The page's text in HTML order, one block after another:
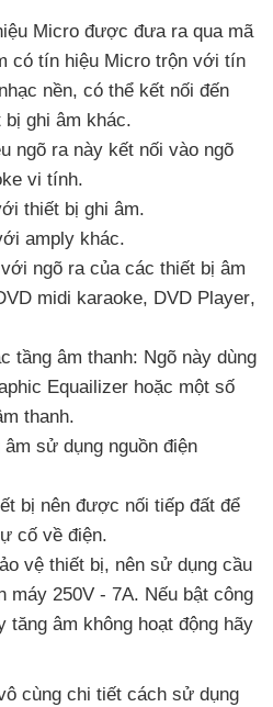
Micro được đưa ra qua mã
có tín hiệu Micro trộn với tín
nền, có thể kết nối đến
bị ghi âm khác.
ngõ ra này kết nối vào ngõ
vi tính.
thiết bị ghi âm.
amply khác.
với ngõ ra của các thiết bị âm
midi karaoke, DVD Player,
tầng âm thanh: Ngõ này dùng
Equailizer hoặc một số
thanh.
sử dụng nguồn điện
bị nên được nối tiếp đất để
cố về điện.
vệ thiết bị, nên sử dụng cầu
máy 250V - 7A. Nếu bật công
tăng âm không hoạt động hãy
cùng chi tiết cách sử dụng